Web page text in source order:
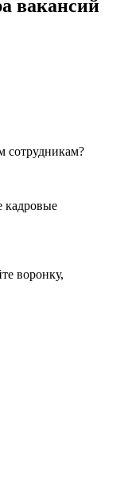
вакансий
сотрудникам?
кадровые
воронку,